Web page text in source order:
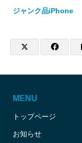
ジャンク品iPhone
MENU
トップページ
お知らせ